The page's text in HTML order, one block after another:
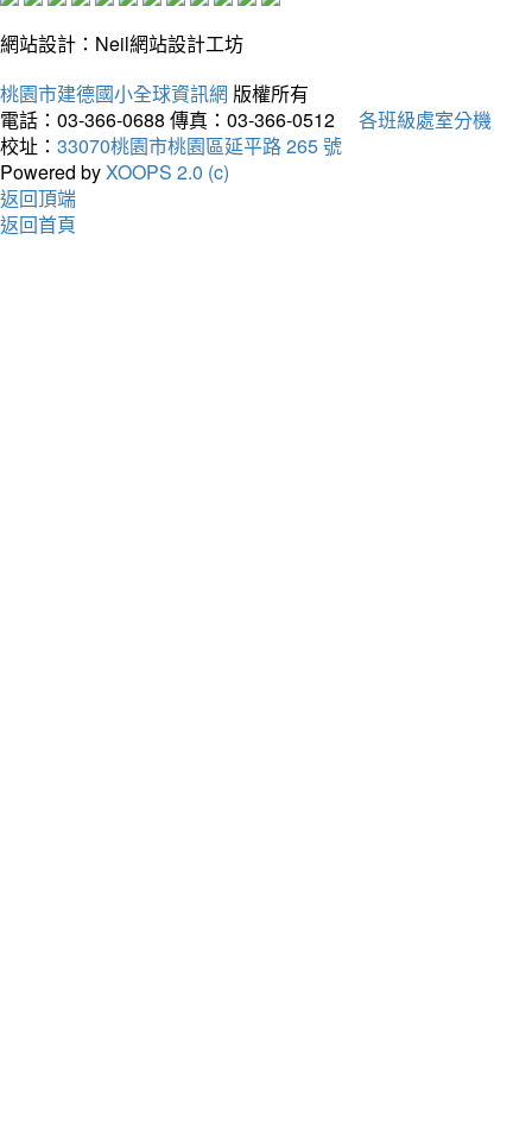
網站設計：Neil網站設計工坊
桃園市建德國小全球資訊網 版權所有
電話：03-366-0688 傳真：03-366-0512
各班級處室分機
校址： 33070桃園市桃園區延平路 265 號
Powered byXOOPS 2.0 (c)
返回頂端
返回首頁